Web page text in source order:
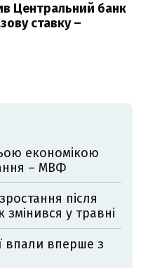
Центральний банк
ставку –
економікою
– МВФ
після
у травні
впали вперше з